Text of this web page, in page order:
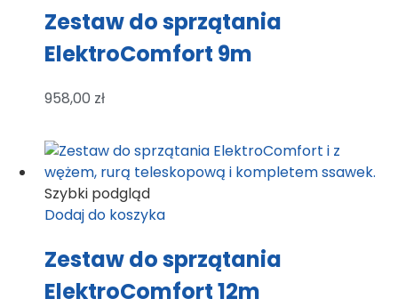
Zestaw do sprzątania
ElektroComfort 9m
958,00 zł
Szybki podgląd
Dodaj do koszyka
Zestaw do sprzątania
ElektroComfort 12m